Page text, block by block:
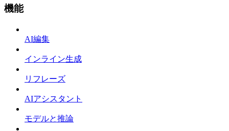
機能
AI編集
インライン生成
リフレーズ
AIアシスタント
モデルと推論